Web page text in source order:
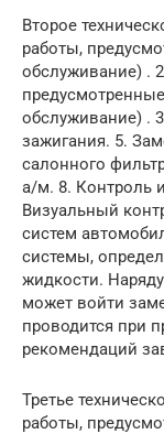
Второе
работы,
обслуживание) .
обслуживание) .
зажигания. 5.
салонного
а/м. 8. Контроль
Визуальный
систем
системы,
жидкости.
может войти
проводится при
рекомендаций
Третье
работы,